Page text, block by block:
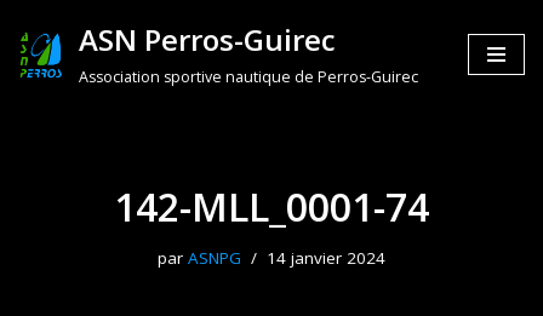
Aller
ASN Perros-Guirec
Association sportive nautique de Perros-Guirec
142-MLL_0001-74
par ASNPG 14 janvier 2024